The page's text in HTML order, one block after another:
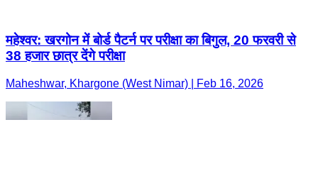
महेश्वर: खरगोन में बोर्ड पैटर्न पर परीक्षा का बिगुल, 20 फरवरी से
38 हजार छात्र देंगे परीक्षा
Maheshwar, Khargone (West Nimar) | Feb 16, 2026